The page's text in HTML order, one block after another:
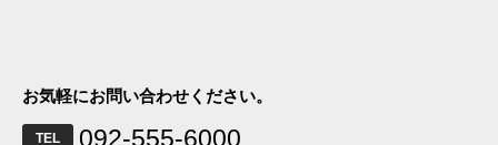
お気軽にお問い合わせください。
TEL 092-555-6000